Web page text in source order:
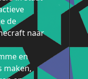
de
naar
en
maken,